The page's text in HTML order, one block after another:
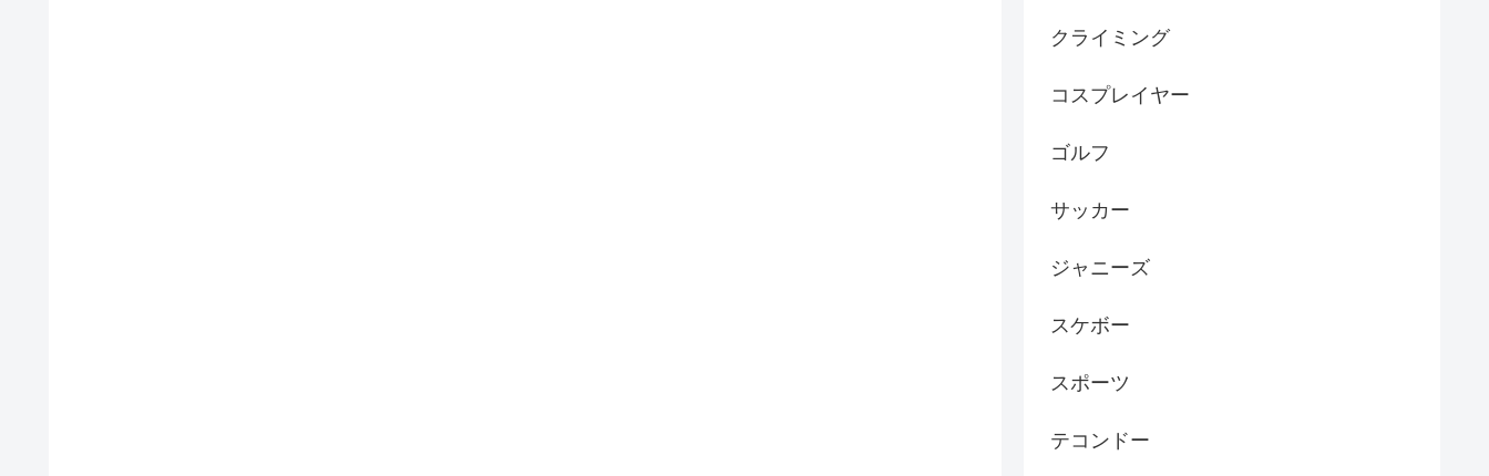
クライミング
コスプレイヤー
ゴルフ
サッカー
ジャニーズ
スケボー
スポーツ
テコンドー